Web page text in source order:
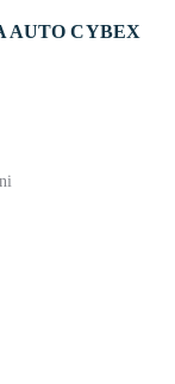
AUTO CYBEX